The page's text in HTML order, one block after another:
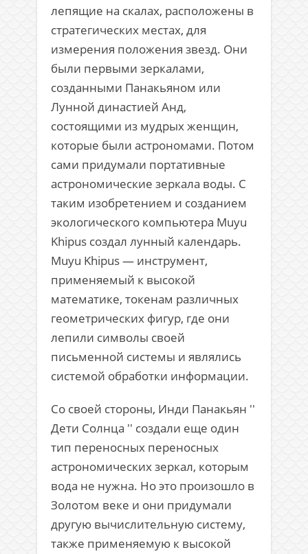
лепящие на скалах, расположены в
стратегических местах, для
измерения положения звезд. Они
были первыми зеркалами,
созданными Панакьяном или
Лунной династией Анд,
состоящими из мудрых женщин,
которые были астрономами. Потом
сами придумали портативные
астрономические зеркала воды. С
таким изобретением и созданием
экологического компьютера Muyu
Khipus создал лунный календарь.
Muyu Khipus — инструмент,
применяемый к высокой
математике, токенам различных
геометрических фигур, где они
лепили символы своей
письменной системы и являлись
системой обработки информации.
Со своей стороны, Инди Панакьян ′′
Дети Солнца ′′ создали еще один
тип переносных переносных
астрономических зеркал, которым
вода не нужна. Но это произошло в
Золотом веке и они придумали
другую вычислительную систему,
также применяемую к высокой